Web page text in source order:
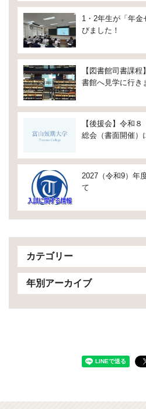
1・2年生が「年
びました！
【図書館司書課
書館へ見学に行き
【後援会】令和
総会（書面開催）
2027（令和9）年
て
カテゴリー
年別アーカイブ